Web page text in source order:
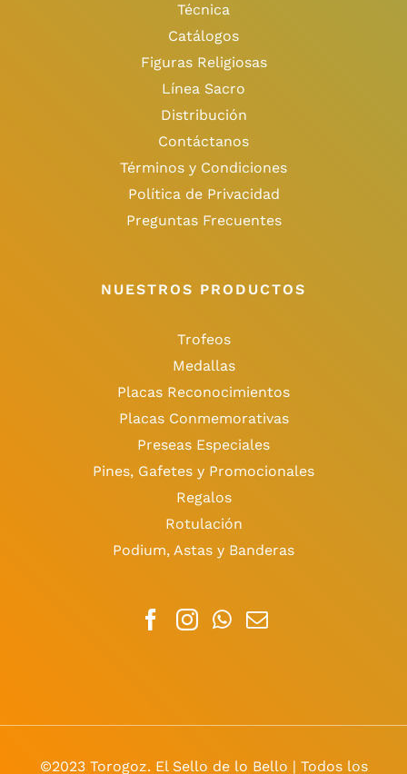
Técnica
Catálogos
Figuras Religiosas
Línea Sacro
Distribución
Contáctanos
Términos y Condiciones
Política de Privacidad
Preguntas Frecuentes
NUESTROS PRODUCTOS
Trofeos
Medallas
Placas Reconocimientos
Placas Conmemorativas
Preseas Especiales
Pines, Gafetes y Promocionales
Regalos
Rotulación
Podium, Astas y Banderas
©2023 Torogoz. El Sello de lo Bello | Todos los